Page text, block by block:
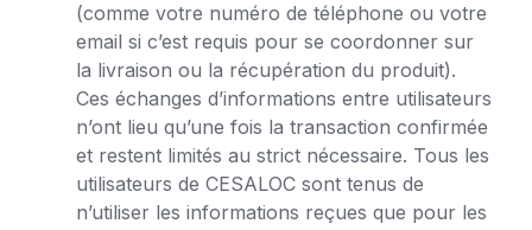
(comme votre numéro de téléphone ou votre
email si c’est requis pour se coordonner sur
la livraison ou la récupération du produit).
Ces échanges d’informations entre utilisateurs
n’ont lieu qu’une fois la transaction confirmée
et restent limités au strict nécessaire. Tous les
utilisateurs de CESALOC sont tenus de
n’utiliser les informations reçues que pour les